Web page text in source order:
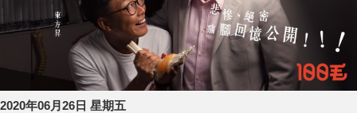
2020年06月26日 星期五